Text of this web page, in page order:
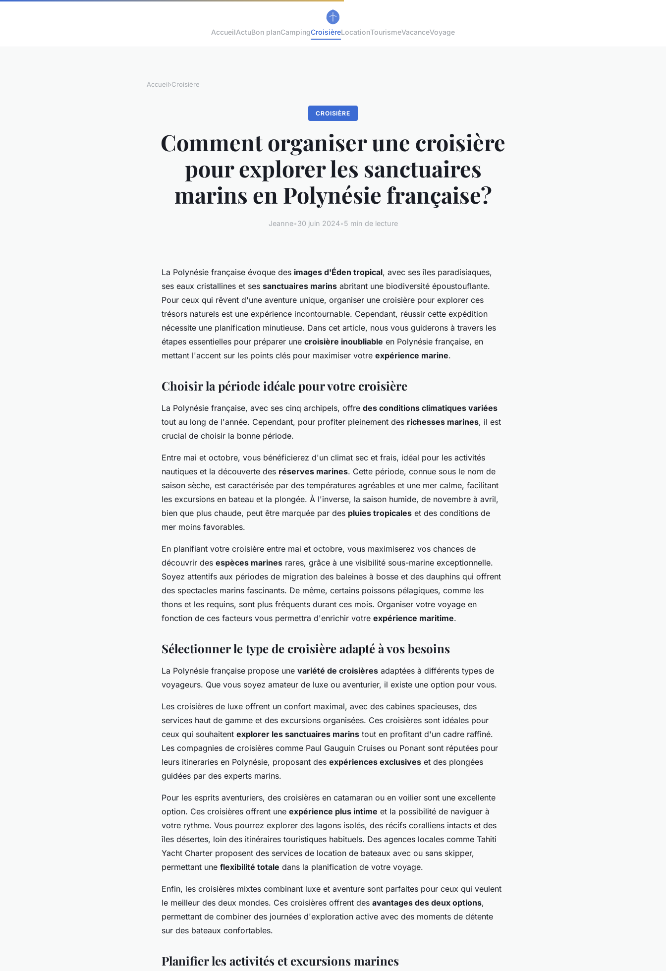
AccueilActuBon planCampingCroisièreLocationTourismeVacanceVoyage
Accueil›Croisière
CROISIÈRE
Comment organiser une croisière
pour explorer les sanctuaires
marins en Polynésie française?
Jeanne•30 juin 2024•5 min de lecture
La Polynésie française évoque des images d'Éden tropical, avec ses îles paradisiaques,
ses eaux cristallines et ses sanctuaires marins abritant une biodiversité époustouflante.
Pour ceux qui rêvent d'une aventure unique, organiser une croisière pour explorer ces
trésors naturels est une expérience incontournable. Cependant, réussir cette expédition
nécessite une planification minutieuse. Dans cet article, nous vous guiderons à travers les
étapes essentielles pour préparer une croisière inoubliable en Polynésie française, en
mettant l'accent sur les points clés pour maximiser votre expérience marine.
Choisir la période idéale pour votre croisière
La Polynésie française, avec ses cinq archipels, offre des conditions climatiques variées
tout au long de l'année. Cependant, pour profiter pleinement des richesses marines, il est
crucial de choisir la bonne période.
Entre mai et octobre, vous bénéficierez d'un climat sec et frais, idéal pour les activités
nautiques et la découverte des réserves marines. Cette période, connue sous le nom de
saison sèche, est caractérisée par des températures agréables et une mer calme, facilitant
les excursions en bateau et la plongée. À l'inverse, la saison humide, de novembre à avril,
bien que plus chaude, peut être marquée par des pluies tropicales et des conditions de
mer moins favorables.
En planifiant votre croisière entre mai et octobre, vous maximiserez vos chances de
découvrir des espèces marines rares, grâce à une visibilité sous-marine exceptionnelle.
Soyez attentifs aux périodes de migration des baleines à bosse et des dauphins qui offrent
des spectacles marins fascinants. De même, certains poissons pélagiques, comme les
thons et les requins, sont plus fréquents durant ces mois. Organiser votre voyage en
fonction de ces facteurs vous permettra d'enrichir votre expérience maritime.
Sélectionner le type de croisière adapté à vos besoins
La Polynésie française propose une variété de croisières adaptées à différents types de
voyageurs. Que vous soyez amateur de luxe ou aventurier, il existe une option pour vous.
Les croisières de luxe offrent un confort maximal, avec des cabines spacieuses, des
services haut de gamme et des excursions organisées. Ces croisières sont idéales pour
ceux qui souhaitent explorer les sanctuaires marins tout en profitant d'un cadre raffiné.
Les compagnies de croisières comme Paul Gauguin Cruises ou Ponant sont réputées pour
leurs itineraries en Polynésie, proposant des expériences exclusives et des plongées
guidées par des experts marins.
Pour les esprits aventuriers, des croisières en catamaran ou en voilier sont une excellente
option. Ces croisières offrent une expérience plus intime et la possibilité de naviguer à
votre rythme. Vous pourrez explorer des lagons isolés, des récifs coralliens intacts et des
îles désertes, loin des itinéraires touristiques habituels. Des agences locales comme Tahiti
Yacht Charter proposent des services de location de bateaux avec ou sans skipper,
permettant une flexibilité totale dans la planification de votre voyage.
Enfin, les croisières mixtes combinant luxe et aventure sont parfaites pour ceux qui veulent
le meilleur des deux mondes. Ces croisières offrent des avantages des deux options,
permettant de combiner des journées d'exploration active avec des moments de détente
sur des bateaux confortables.
Planifier les activités et excursions marines